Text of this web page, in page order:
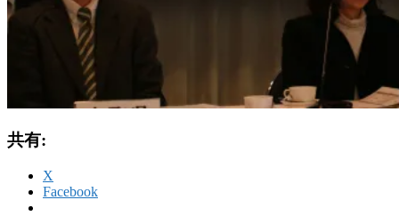
共有:
X
Facebook